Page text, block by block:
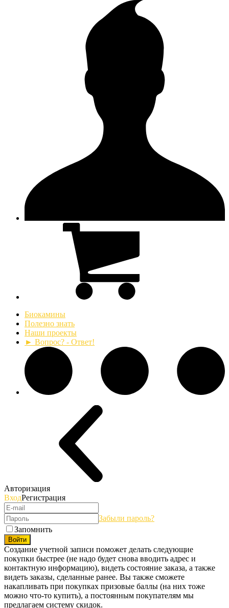
Биокамины
Полезно знать
Наши проекты
► Вопрос? - Ответ!
Авторизация
ВходРегистрация
Забыли пароль?
Запомнить
Войти
Создание учетной записи поможет делать следующие
покупки быстрее (не надо будет снова вводить адрес и
контактную информацию), видеть состояние заказа, а также
видеть заказы, сделанные ранее. Вы также сможете
накапливать при покупках призовые баллы (на них тоже
можно что-то купить), а постоянным покупателям мы
предлагаем систему скидок.